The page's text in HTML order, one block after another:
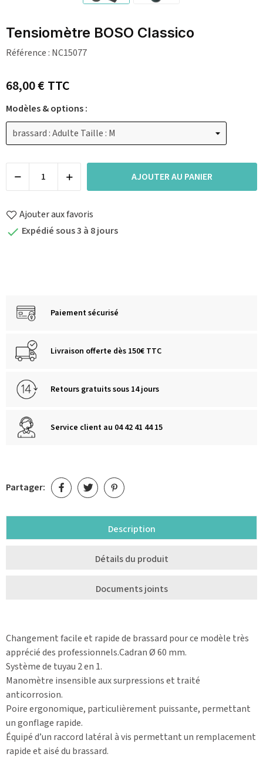
Tensiomètre BOSO Classico
Référence : NC15077
68,00 €TTC
Modèles & options :
AJOUTER AU PANIER
Ajouter aux favoris
 Expédié sous 3 à 8 jours
Paiement sécurisé
Livraison offerte dès 150€ TTC
Retours gratuits sous 14 jours
Service client au 04 42 41 44 15
Partager:
Description
Détails du produit
Documents joints
Changement facile et rapide de brassard pour ce modèle très
apprécié des professionnels.Cadran Ø 60 mm.
Système de tuyau 2 en 1.
Manomètre insensible aux surpressions et traité
anticorrosion.
Poire ergonomique, particulièrement puissante, permettant
un gonflage rapide.
Équipé d’un raccord latéral à vis permettant un remplacement
rapide et aisé du brassard.